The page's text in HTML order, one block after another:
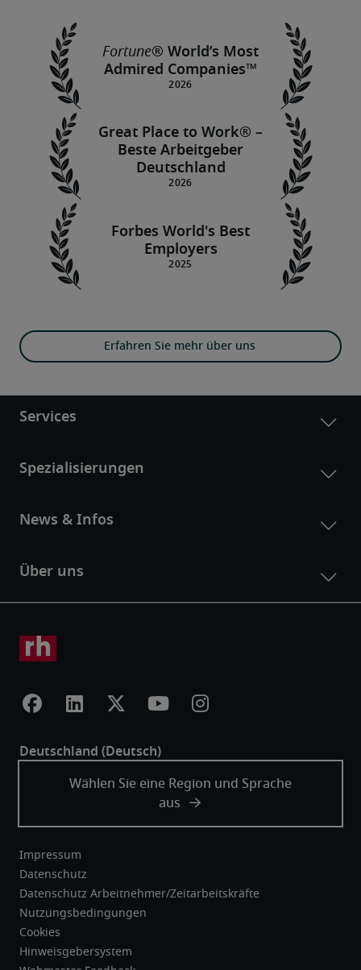
Erfahren Sie mehr über uns
Fortune® World’s Most
Admired Companies™
Great Place to Work® –
Beste Arbeitgeber
Deutschland
Forbes World's Best
Employers
Impressum
Datenschutz
Datenschutz Arbeitnehmer/Zeitarbeitskräfte
Nutzungsbedingungen
Cookies
Hinweisgebersystem